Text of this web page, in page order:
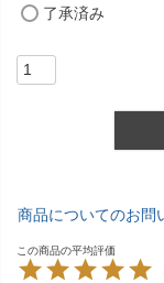
了承済み
商品についてのお問